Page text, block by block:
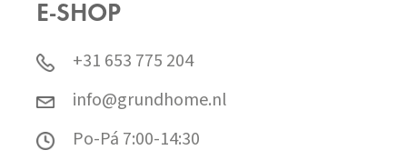
E-SHOP
+31 653 775 204
info@grundhome.nl
Po-Pá 7:00-14:30